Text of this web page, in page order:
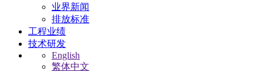
业界新闻
排放标准
工程业绩
技术研发
English
繁体中文